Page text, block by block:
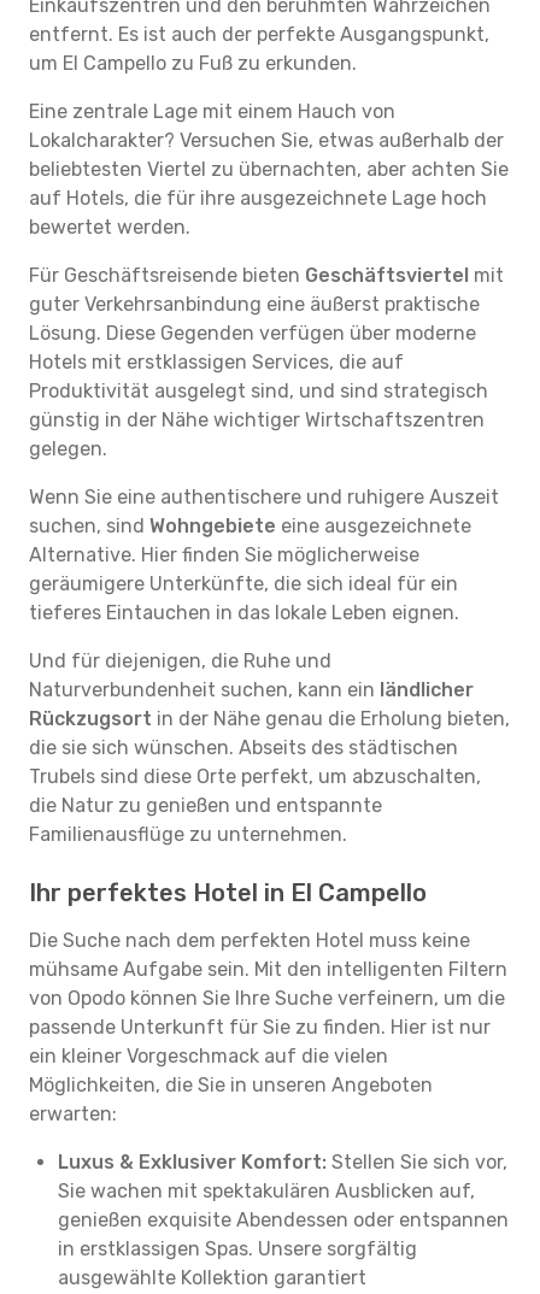
Einkaufszentren und den berühmten Wahrzeichen
entfernt. Es ist auch der perfekte Ausgangspunkt,
um El Campello zu Fuß zu erkunden.
Eine zentrale Lage mit einem Hauch von
Lokalcharakter? Versuchen Sie, etwas außerhalb der
beliebtesten Viertel zu übernachten, aber achten Sie
auf Hotels, die für ihre ausgezeichnete Lage hoch
bewertet werden.
Für Geschäftsreisende bieten Geschäftsviertel mit
guter Verkehrsanbindung eine äußerst praktische
Lösung. Diese Gegenden verfügen über moderne
Hotels mit erstklassigen Services, die auf
Produktivität ausgelegt sind, und sind strategisch
günstig in der Nähe wichtiger Wirtschaftszentren
gelegen.
Wenn Sie eine authentischere und ruhigere Auszeit
suchen, sind Wohngebiete eine ausgezeichnete
Alternative. Hier finden Sie möglicherweise
geräumigere Unterkünfte, die sich ideal für ein
tieferes Eintauchen in das lokale Leben eignen.
Und für diejenigen, die Ruhe und
Naturverbundenheit suchen, kann ein ländlicher
Rückzugsort in der Nähe genau die Erholung bieten,
die sie sich wünschen. Abseits des städtischen
Trubels sind diese Orte perfekt, um abzuschalten,
die Natur zu genießen und entspannte
Familienausflüge zu unternehmen.
Ihr perfektes Hotel in El Campello
Die Suche nach dem perfekten Hotel muss keine
mühsame Aufgabe sein. Mit den intelligenten Filtern
von Opodo können Sie Ihre Suche verfeinern, um die
passende Unterkunft für Sie zu finden. Hier ist nur
ein kleiner Vorgeschmack auf die vielen
Möglichkeiten, die Sie in unseren Angeboten
erwarten:
Luxus & Exklusiver Komfort: Stellen Sie sich vor,
Sie wachen mit spektakulären Ausblicken auf,
genießen exquisite Abendessen oder entspannen
in erstklassigen Spas. Unsere sorgfältig
ausgewählte Kollektion garantiert